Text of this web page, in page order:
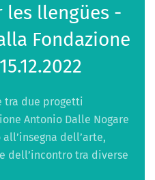
llengües -
Fondazione
tra due progetti
Antonio Dalle Nogare
dell’arte,
dell’incontro tra diverse